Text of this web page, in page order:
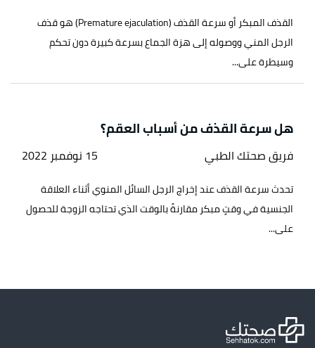
القذف المبكر أو سرعة القذف (Premature ejaculation) هو قذف
الرجل المني ووصوله إلى هزة الجماع بسرعة كبيرة دون تحكم
وسيطرة على...
هل سرعة القذف من أسباب العقم؟
فريق صحتك الطبي 15 نوفمبر 2022
تحدث سرعة القذف عند إخراج الرجل السائل المنوي أثناء العلاقة
الجنسية في وقتٍ مبكر مقارنةً بالوقت الذي تحتاجه الزوجة للحصول
على...